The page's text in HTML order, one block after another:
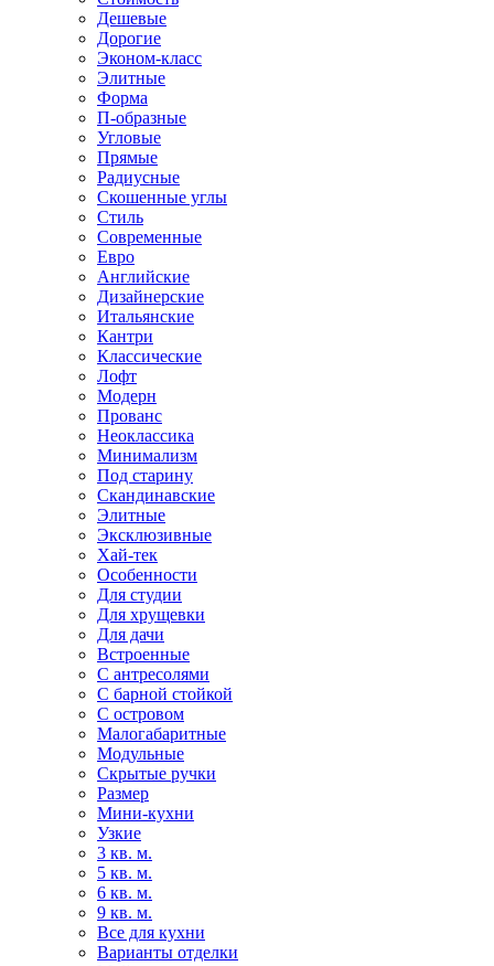
Дешевые
Дорогие
Эконом-класс
Элитные
Форма
П-образные
Угловые
Прямые
Радиусные
Скошенные углы
Стиль
Современные
Евро
Английские
Дизайнерские
Итальянские
Кантри
Классические
Лофт
Модерн
Прованс
Неоклассика
Минимализм
Под старину
Скандинавские
Элитные
Эксклюзивные
Хай-тек
Особенности
Для студии
Для хрущевки
Для дачи
Встроенные
С антресолями
С барной стойкой
С островом
Малогабаритные
Модульные
Скрытые ручки
Размер
Мини-кухни
Узкие
3 кв. м.
5 кв. м.
6 кв. м.
9 кв. м.
Все для кухни
Варианты отделки